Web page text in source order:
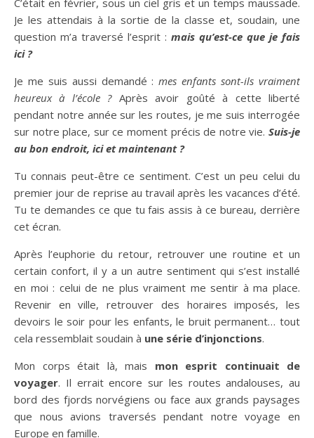
C’était en février, sous un ciel gris et un temps maussade.
Je les attendais à la sortie de la classe et, soudain, une
question m’a traversé l’esprit : mais qu’est-ce que je fais
ici ?
Je me suis aussi demandé :mes enfants sont-ils vraiment
heureux à l’école ?Après avoir goûté à cette liberté
pendant notre année sur les routes, je me suis interrogée
sur notre place, sur ce moment précis de notre vie. Suis-je
au bon endroit, ici et maintenant ?
Tu connais peut-être ce sentiment. C’est un peu celui du
premier jour de reprise au travail après les vacances d’été.
Tu te demandes ce que tu fais assis à ce bureau, derrière
cet écran.
Après l’euphorie du retour, retrouver une routine et un
certain confort, il y a un autre sentiment qui s’est installé
en moi : celui de ne plus vraiment me sentir à ma place.
Revenir en ville, retrouver des horaires imposés, les
devoirs le soir pour les enfants, le bruit permanent… tout
cela ressemblait soudain à une série d’injonctions.
Mon corps était là, mais mon esprit continuait de
voyager. Il errait encore sur les routes andalouses, au
bord des fjords norvégiens ou face aux grands paysages
que nous avions traversés pendant notre voyage en
Europe en famille.